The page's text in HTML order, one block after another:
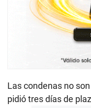
Las condenas no
pidió tres días de